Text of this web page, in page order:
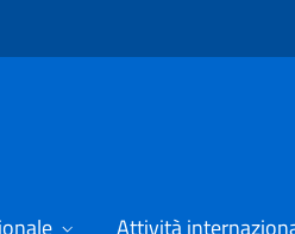
Attività